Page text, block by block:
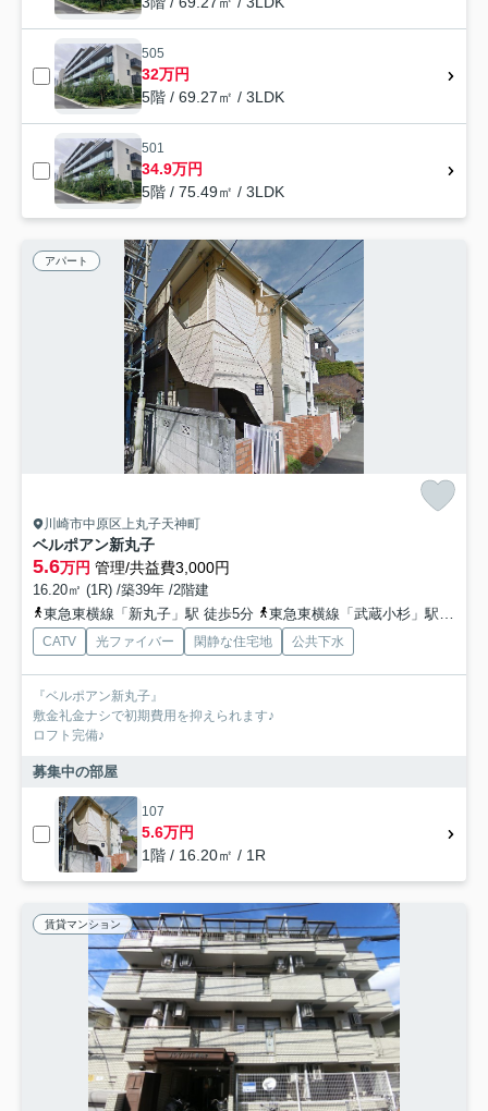
505
32万円
5階 / 69.27㎡ / 3LDK
501
34.9万円
5階 / 75.49㎡ / 3LDK
アパート
川崎市中原区上丸子天神町
ベルポアン新丸子
5.6万円 管理/共益費3,000円
16.20㎡ (1R) /築39年 /2階建
東急東横線「新丸子」駅 徒歩5分
東急東横線「武蔵小杉」駅 徒歩10分
CATV 光ファイバー 閑静な住宅地 公共下水
『ベルポアン新丸子』
敷金礼金ナシで初期費用を抑えられます♪
ロフト完備♪
募集中の部屋
107
5.6万円
1階 / 16.20㎡ / 1R
賃貸マンション